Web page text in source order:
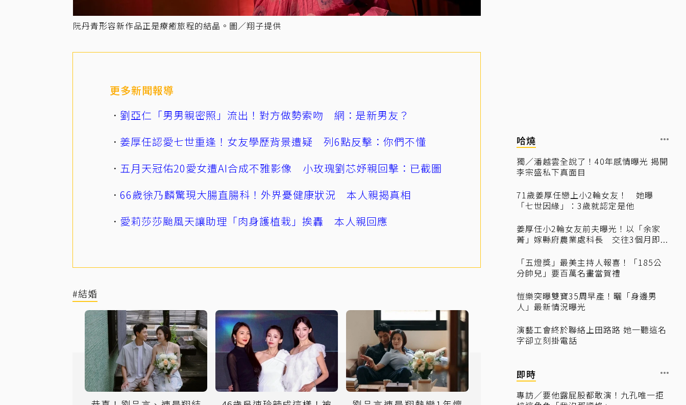
阮丹青形容新作品正是療癒旅程的結晶。圖／翔子提供
更多新聞報導
劉亞仁「男男親密照」流出！對方做勢索吻 網：是新男友？
姜厚任認愛七世重逢！女友學歷背景遭疑 列6點反擊：你們不懂
五月天冠佑20愛女遭AI合成不雅影像 小玫瑰劉芯妤親回擊：已截圖
66歲徐乃麟驚現大腸直腸科！外界憂健康狀況 本人親揭真相
愛莉莎莎颱風天讓助理「肉身護植栽」挨轟 本人親回應
#結婚
哈燒
獨／潘越雲全說了！40年感情曝光 揭開
李宗盛私下真面目
71歲姜厚任戀上小2輪女友！ 她曝
「七世因緣」：3歲就認定是他
姜厚任小2輪女友前夫曝光！以「余家
菁」嫁縣府農業處科長 交往3個月即...
「五燈獎」最美主持人報喜！「185公
分帥兒」要百萬名畫當賀禮
愷樂突曝雙寶35周早產！曬「身邊男
人」最新情況曝光
演藝工會終於聯絡上田路路 她一聽這名
字卻立刻掛電話
即時
專訪／要他露屁股都敢演！九孔唯一拒